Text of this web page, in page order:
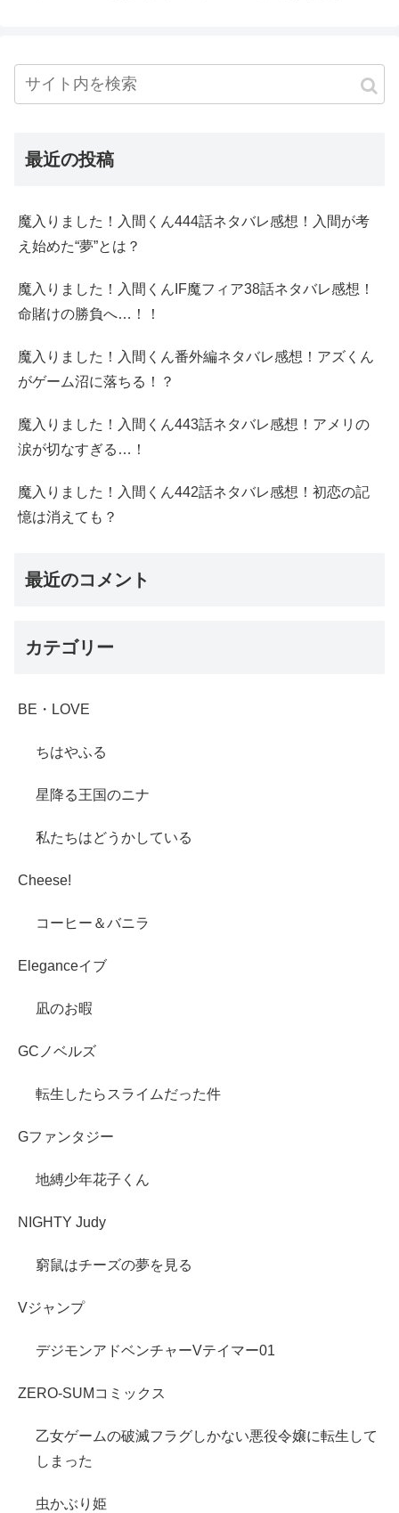
最近の投稿
魔入りました！入間くん444話ネタバレ感想！入間が考
え始めた“夢”とは？
魔入りました！入間くんIF魔フィア38話ネタバレ感想！
命賭けの勝負へ…！！
魔入りました！入間くん番外編ネタバレ感想！アズくん
がゲーム沼に落ちる！？
魔入りました！入間くん443話ネタバレ感想！アメリの
涙が切なすぎる…！
魔入りました！入間くん442話ネタバレ感想！初恋の記
憶は消えても？
最近のコメント
カテゴリー
BE・LOVE
ちはやふる
星降る王国のニナ
私たちはどうかしている
Cheese!
コーヒー＆バニラ
Eleganceイブ
凪のお暇
GCノベルズ
転生したらスライムだった件
Gファンタジー
地縛少年花子くん
NIGHTY Judy
窮鼠はチーズの夢を見る
Vジャンプ
デジモンアドベンチャーVテイマー01
ZERO-SUMコミックス
乙女ゲームの破滅フラグしかない悪役令嬢に転生して
しまった
虫かぶり姫